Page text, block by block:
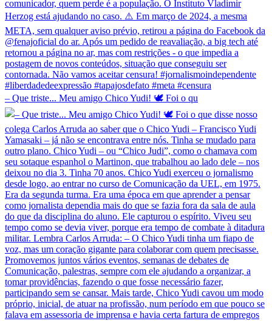
– Que triste... Meu amigo Chico Yudi! 🕊️ Foi o qu